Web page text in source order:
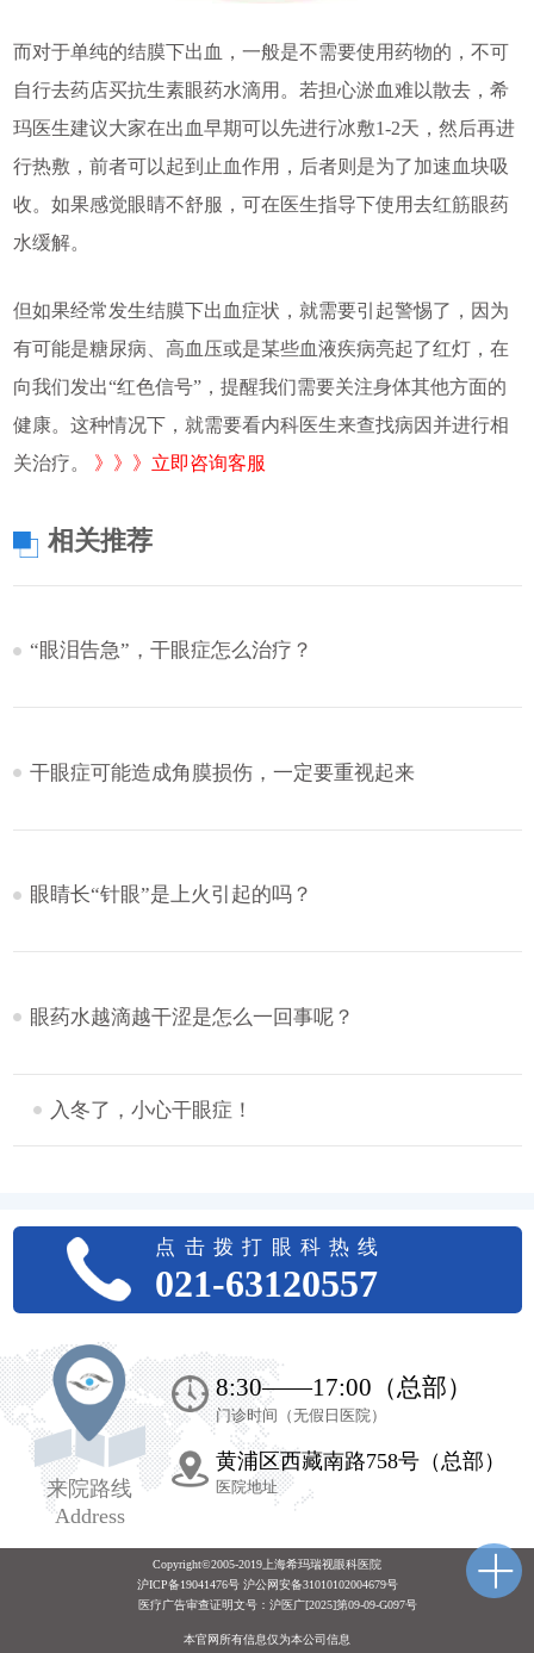
而对于单纯的结膜下出血，一般是不需要使用药物的，不可
自行去药店买抗生素眼药水滴用。若担心淤血难以散去，希
玛医生建议大家在出血早期可以先进行冰敷1-2天，然后再进
行热敷，前者可以起到止血作用，后者则是为了加速血块吸
收。如果感觉眼睛不舒服，可在医生指导下使用去红筋眼药
水缓解。
但如果经常发生结膜下出血症状，就需要引起警惕了，因为
有可能是糖尿病、高血压或是某些血液疾病亮起了红灯，在
向我们发出“红色信号”，提醒我们需要关注身体其他方面的
健康。这种情况下，就需要看内科医生来查找病因并进行相
关治疗。 》》》立即咨询客服
相关推荐
“眼泪告急”，干眼症怎么治疗？
干眼症可能造成角膜损伤，一定要重视起来
眼睛长“针眼”是上火引起的吗？
眼药水越滴越干涩是怎么一回事呢？
入冬了，小心干眼症！
点击拨打眼科热线
021-63120557
来院路线
Address
8:30——17:00（总部）
门诊时间（无假日医院）
黄浦区西藏南路758号（总部）
医院地址
Copyright©2005-2019上海希玛瑞视眼科医院
沪ICP备19041476号 沪公网安备31010102004679号
医疗广告审查证明文号： 沪医广[2025]第09-09-G097号
本官网所有信息仅为本公司信息